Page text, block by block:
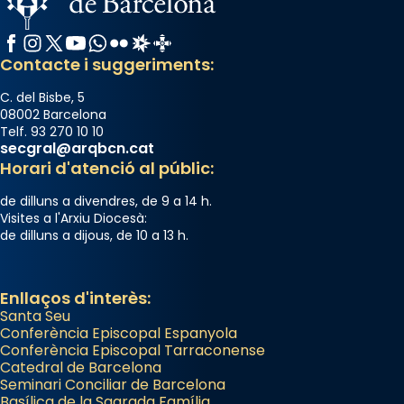
Josep Omella, ha presidit la missa i l’ha
concelebrat el bisbe auxiliar de Barcelona,
Mons. David Abadías.
Photo
View on Facebook Share
Arquebisbat de Barcelona
2 weeks ago
Memòria de les santes Juliana i
Acompanyant la història de sant Cugat, a
partir de l’Edat Mitjana sorgeix la tradició
que les santes Juliana (“relatiu a Júlia”) i
Semproniana (“relatiu a Semprònia =
eterna”) són deixebles seves. I l’any 1667, el
Facebook
Instagram
X / Twitter
YouTube
WhatsApp
FlickrRadio Estel
Catalunya Cristiana
Contacte i suggeriments:
C. del Bisbe, 5
08002 Barcelona
Telf. 93 270 10 10
secgral@arqbcn.cat
Horari d'atenció al públic:
de dilluns a divendres, de 9 a 14 h.
Visites a l'Arxiu Diocesà:
de dilluns a dijous, de 10 a 13 h.
Enllaços d'interès:
Santa Seu
Conferència Episcopal Espanyola
Conferència Episcopal Tarraconense
Catedral de Barcelona
Seminari Conciliar de Barcelona